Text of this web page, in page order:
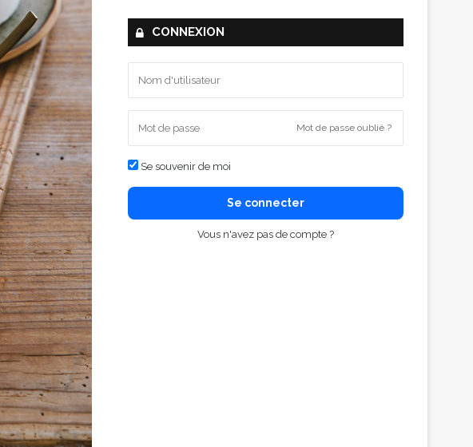
CONNEXION
Mot de passe oublié ?
Se souvenir de moi
Se connecter
Vous n'avez pas de compte ?